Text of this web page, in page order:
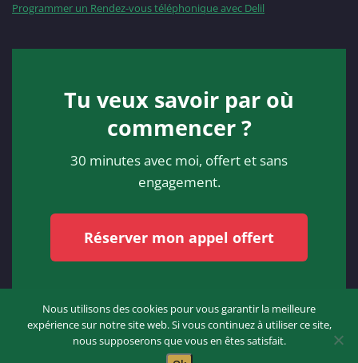
Programmer un Rendez-vous téléphonique avec Delil
Tu veux savoir par où
commencer ?
30 minutes avec moi, offert et sans
engagement.
Réserver mon appel offert
| Theme:
Nous utilisons des cookies pour vous garantir la meilleure
expérience sur notre site web. Si vous continuez à utiliser ce site,
nous supposerons que vous en êtes satisfait.